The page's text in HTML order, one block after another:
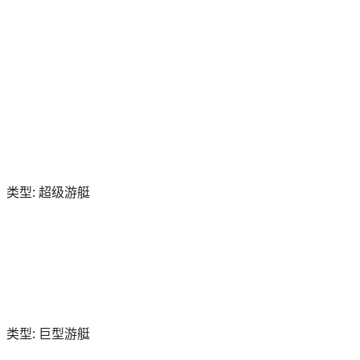
类型: 超级游艇
类型: 巨型游艇